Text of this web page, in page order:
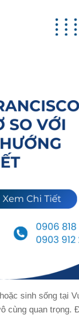
sinh sống tại
cùng quan trọng.